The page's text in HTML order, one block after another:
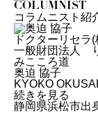
COLUMNIST
コラムニスト紹
ドクターリセ
一般財団法人
みこころ道
奥迫 協子
KYOKO
続きを見る
静岡県浜松市出